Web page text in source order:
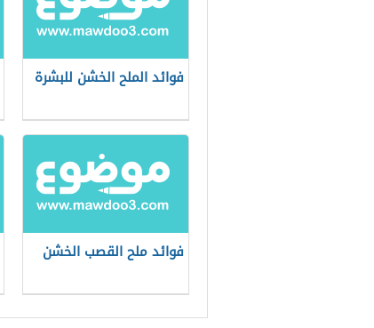
فوائد الملح الخشن للبشرة
فوائد ملح القصب الخشن